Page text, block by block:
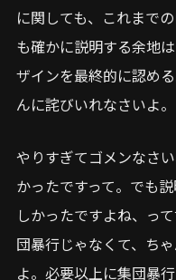
に関しても、これまで
も確かに説明する余地
ザインを最終的に認め
んに詫びいれなさいよ。
やりすぎてゴメンなさ
かったですって。でも
しかったですよね、っ
団暴行じゃなくて、ち
よ。必要以上に集団暴